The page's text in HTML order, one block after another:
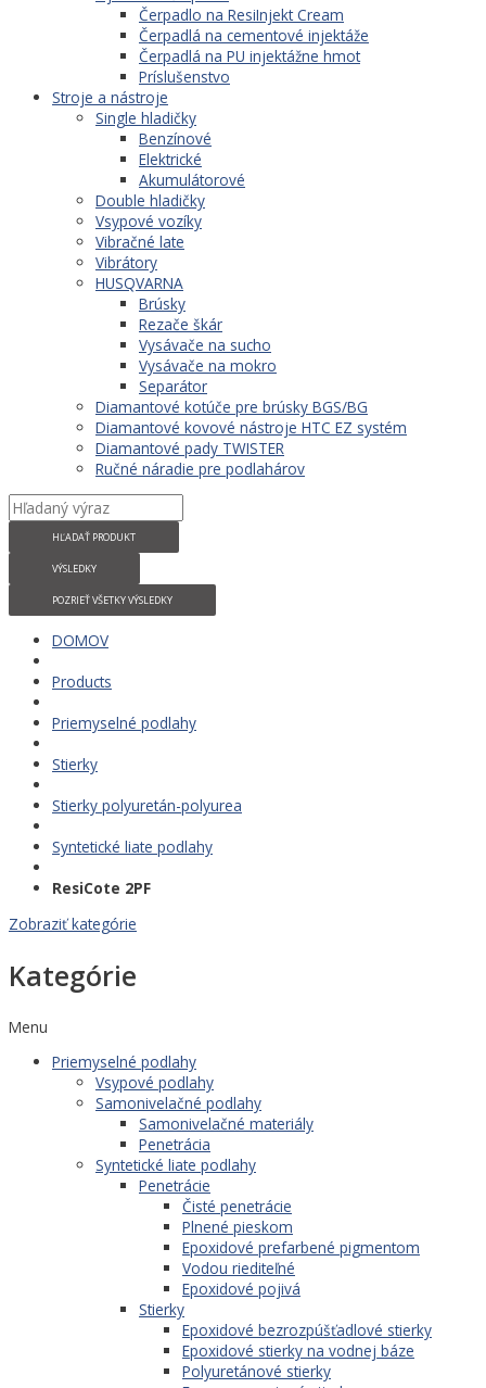
Čerpadlo na ResiInjekt Cream
Čerpadlá na cementové injektáže
Čerpadlá na PU injektážne hmot
Príslušenstvo
Stroje a nástroje
Single hladičky
Benzínové
Elektrické
Akumulátorové
Double hladičky
Vsypové vozíky
Vibračné late
Vibrátory
HUSQVARNA
Brúsky
Rezače škár
Vysávače na sucho
Vysávače na mokro
Separátor
Diamantové kotúče pre brúsky BGS/BG
Diamantové kovové nástroje HTC EZ systém
Diamantové pady TWISTER
Ručné náradie pre podlahárov
HĽADAŤ PRODUKT
VÝSLEDKY
POZRIEŤ VŠETKY VÝSLEDKY
DOMOV
Products
Priemyselné podlahy
Stierky
Stierky polyuretán-polyurea
Syntetické liate podlahy
ResiCote 2PF
Zobraziť kategórie
Kategórie
Menu
Priemyselné podlahy
Vsypové podlahy
Samonivelačné podlahy
Samonivelačné materiály
Penetrácia
Syntetické liate podlahy
Penetrácie
Čisté penetrácie
Plnené pieskom
Epoxidové prefarbené pigmentom
Vodou riediteľné
Epoxidové pojivá
Stierky
Epoxidové bezrozpúšťadlové stierky
Epoxidové stierky na vodnej báze
Polyuretánové stierky